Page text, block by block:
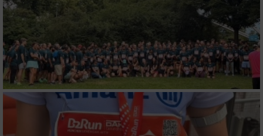
Speichern von oder Zugriff auf Informationen
auf einem Endgerät
Verwendung reduzierter Daten zur Auswahl
von Werbeanzeigen
Erstellung von Profilen für personalisierte
Werbung
Verwendung von Profilen zur Auswahl
personalisierter Werbung